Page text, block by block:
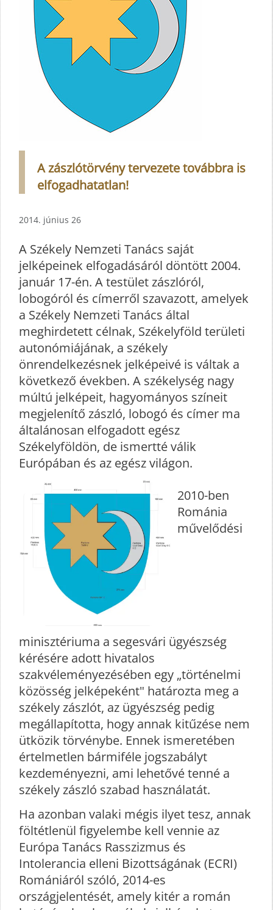
A zászlótörvény tervezete továbbra is
elfogadhatatlan!
2014. június 26
A Székely Nemzeti Tanács saját
jelképeinek elfogadásáról döntött 2004.
január 17-én. A testület zászlóról,
lobogóról és címerről szavazott, amelyek
a Székely Nemzeti Tanács által
meghirdetett célnak, Székelyföld területi
autonómiájának, a székely
önrendelkezésnek jelképeivé is váltak a
következő években. A székelység nagy
múltú jelképeit, hagyományos színeit
megjelenítő zászló, lobogó és címer ma
általánosan elfogadott egész
Székelyföldön, de ismertté válik
Európában és az egész világon.
2010-ben
Románia
művelődési
minisztériuma a segesvári ügyészség
kérésére adott hivatalos
szakvéleményezésében egy „történelmi
közösség jelképeként" határozta meg a
székely zászlót, az ügyészség pedig
megállapította, hogy annak kitűzése nem
ütközik törvénybe. Ennek ismeretében
értelmetlen bármiféle jogszabályt
kezdeményezni, ami lehetővé tenné a
székely zászló szabad használatát.
Ha azonban valaki mégis ilyet tesz, annak
föltétlenül figyelembe kell vennie az
Európa Tanács Rasszizmus és
Intolerancia elleni Bizottságának (ECRI)
Romániáról szóló, 2014-es
országjelentését, amely kitér a román